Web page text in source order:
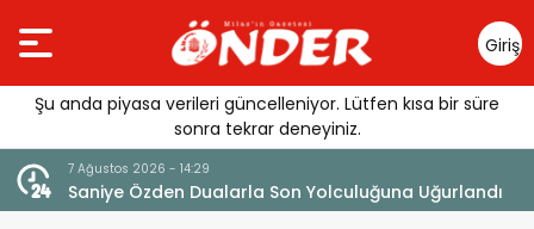
Giriş
Yap
Şu anda piyasa verileri güncelleniyor. Lütfen kısa bir süre
sonra tekrar deneyiniz.
7 Ağustos 2026 - 14:14
Tercih Döneminde Barınma Telaşı Başladı